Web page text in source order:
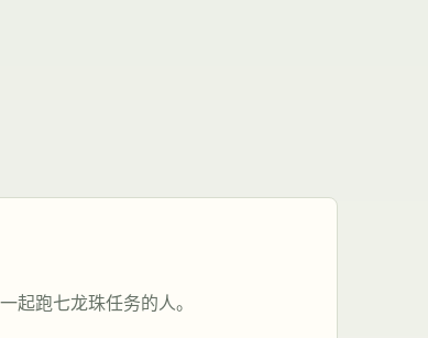
起跑七龙珠任务的人。